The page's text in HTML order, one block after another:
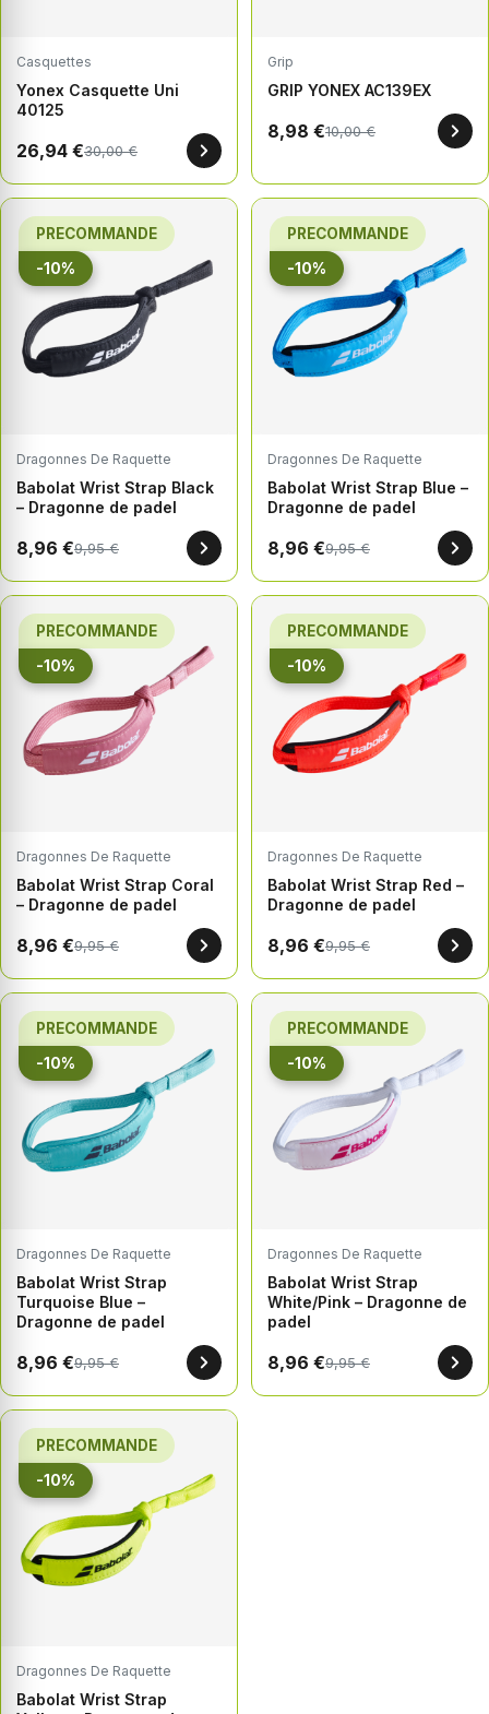
Casquettes
Yonex Casquette Uni
40125
26,94 €30,00 €
Grip
GRIP YONEX AC139EX
8,98 €10,00 €
PRECOMMANDE
-10%
Dragonnes De Raquette
Babolat Wrist Strap Black
– Dragonne de padel
8,96 €9,95 €
PRECOMMANDE
-10%
Dragonnes De Raquette
Babolat Wrist Strap Blue –
Dragonne de padel
8,96 €9,95 €
PRECOMMANDE
-10%
Dragonnes De Raquette
Babolat Wrist Strap Coral
– Dragonne de padel
8,96 €9,95 €
PRECOMMANDE
-10%
Dragonnes De Raquette
Babolat Wrist Strap Red –
Dragonne de padel
8,96 €9,95 €
PRECOMMANDE
-10%
Dragonnes De Raquette
Babolat Wrist Strap
Turquoise Blue –
Dragonne de padel
8,96 €9,95 €
PRECOMMANDE
-10%
Dragonnes De Raquette
Babolat Wrist Strap
White/Pink – Dragonne de
padel
8,96 €9,95 €
PRECOMMANDE
-10%
Dragonnes De Raquette
Babolat Wrist Strap